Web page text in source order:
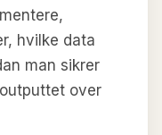
hvilke data
man sikrer
over